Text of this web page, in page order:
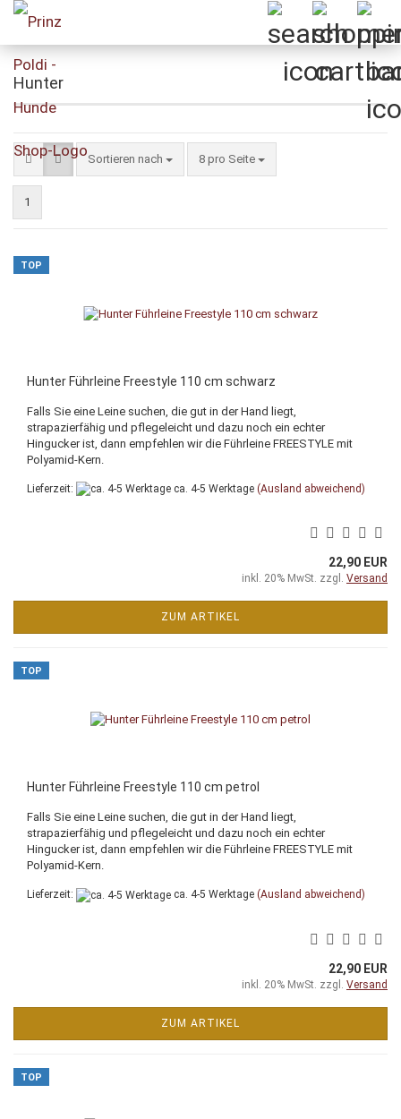
Hunter
Sortieren nach
Sortieren nach 8 pro Seite
pro Seite
1
TOP
Hunter Führleine Freestyle 110 cm schwarz
Falls Sie eine Leine suchen, die gut in der Hand liegt,
strapazierfähig und pflegeleicht und dazu noch ein echter
Hingucker ist, dann empfehlen wir die Führleine FREESTYLE mit
Polyamid-Kern.
Lieferzeit: ca. 4-5 Werktage (Ausland abweichend)
22,90 EUR
inkl. 20% MwSt. zzgl. Versand
ZUM ARTIKEL
TOP
Hunter Führleine Freestyle 110 cm petrol
Falls Sie eine Leine suchen, die gut in der Hand liegt,
strapazierfähig und pflegeleicht und dazu noch ein echter
Hingucker ist, dann empfehlen wir die Führleine FREESTYLE mit
Polyamid-Kern.
Lieferzeit: ca. 4-5 Werktage (Ausland abweichend)
22,90 EUR
inkl. 20% MwSt. zzgl. Versand
ZUM ARTIKEL
TOP